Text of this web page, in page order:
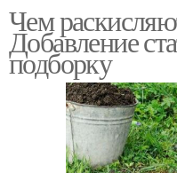
Чем
Добавление
подборку